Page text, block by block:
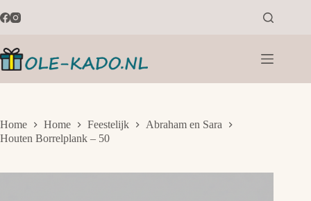
naar
Home Home Feestelijk
Abraham en Sara
Houten Borrelplank – 50